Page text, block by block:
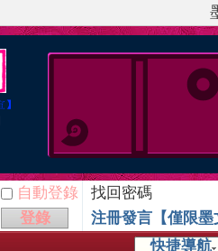
自動登錄
找回密碼
登錄
注冊發言【僅限墨
快捷導航